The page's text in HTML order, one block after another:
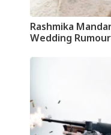
Rashmika
Wedding